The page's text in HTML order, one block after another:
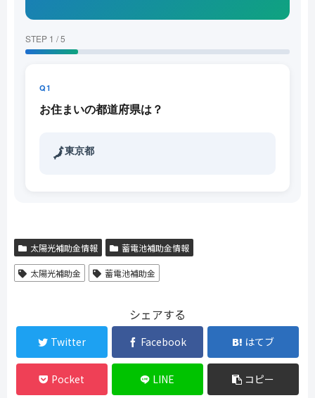
STEP 1 / 5
Q1
お住まいの都道府県は？
🗾東京都
太陽光補助金情報 蓄電池補助金情報
太陽光補助金 蓄電池補助金
シェアする
Twitter Facebook はてブ
Pocket LINE コピー